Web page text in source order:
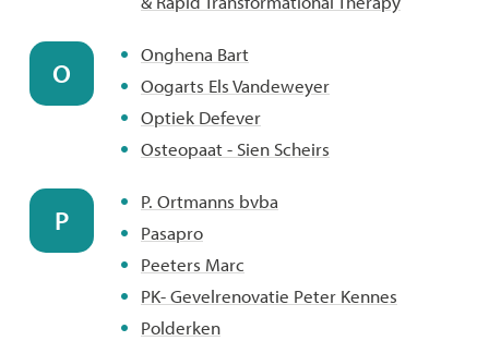
O
Onghena Bart
Oogarts Els Vandeweyer
Optiek Defever
Osteopaat - Sien Scheirs
P
P. Ortmanns bvba
Pasapro
Peeters Marc
PK- Gevelrenovatie Peter Kennes
Polderken